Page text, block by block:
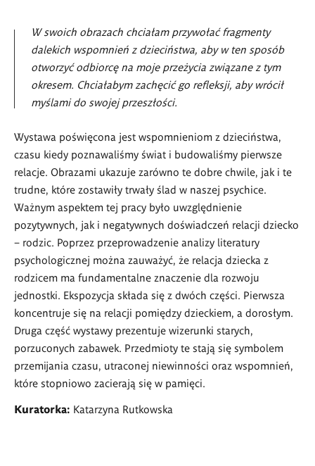
W swoich obrazach chciałam przywołać fragmenty
dalekich wspomnień z dzieciństwa, aby w ten sposób
otworzyć odbiorcę na moje przeżycia związane z tym
okresem. Chciałabym zachęcić go refleksji, aby wrócił
myślami do swojej przeszłości.
Wystawa poświęcona jest wspomnieniom z dzieciństwa,
czasu kiedy poznawaliśmy świat i budowaliśmy pierwsze
relacje. Obrazami ukazuje zarówno te dobre chwile, jak i te
trudne, które zostawiły trwały ślad w naszej psychice.
Ważnym aspektem tej pracy było uwzględnienie
pozytywnych, jak i negatywnych doświadczeń relacji dziecko
– rodzic. Poprzez przeprowadzenie analizy literatury
psychologicznej można zauważyć, że relacja dziecka z
rodzicem ma fundamentalne znaczenie dla rozwoju
jednostki. Ekspozycja składa się z dwóch części. Pierwsza
koncentruje się na relacji pomiędzy dzieckiem, a dorosłym.
Druga część wystawy prezentuje wizerunki starych,
porzuconych zabawek. Przedmioty te stają się symbolem
przemijania czasu, utraconej niewinności oraz wspomnień,
które stopniowo zacierają się w pamięci.
Kuratorka: Katarzyna Rutkowska